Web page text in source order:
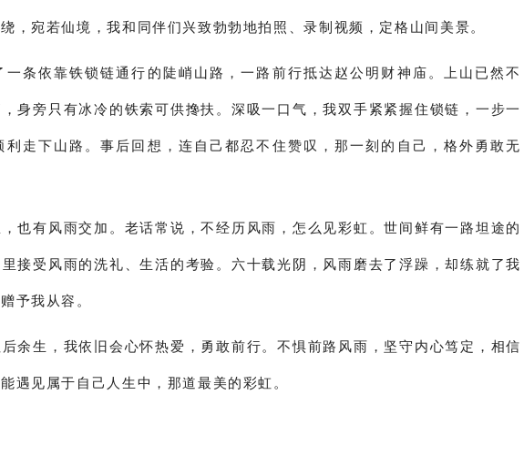
，宛若仙境，我和同伴们兴致勃勃地拍照、录制视频，定格山间美景。
依靠铁锁链通行的陡峭山路，一路前行抵达赵公明财神庙。上山已然不
身旁只有冰冷的铁索可供搀扶。深吸一口气，我双手紧紧握住锁链，一步一
走下山路。事后回想，连自己都忍不住赞叹，那一刻的自己，格外勇敢无
有风雨交加。老话常说，不经历风雨，怎么见彩虹。世间鲜有一路坦途的
接受风雨的洗礼、生活的考验。六十载光阴，风雨磨去了浮躁，却练就了我
予我从容。
生，我依旧会心怀热爱，勇敢前行。不惧前路风雨，坚守内心笃定，相信
遇见属于自己人生中，那道最美的彩虹。